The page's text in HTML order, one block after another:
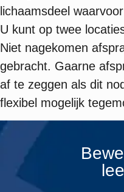
lichaamsdeel
U kunt op twee
Niet nagekomen
gebracht. Gaarne
af te zeggen als dit
flexibel mogelijk